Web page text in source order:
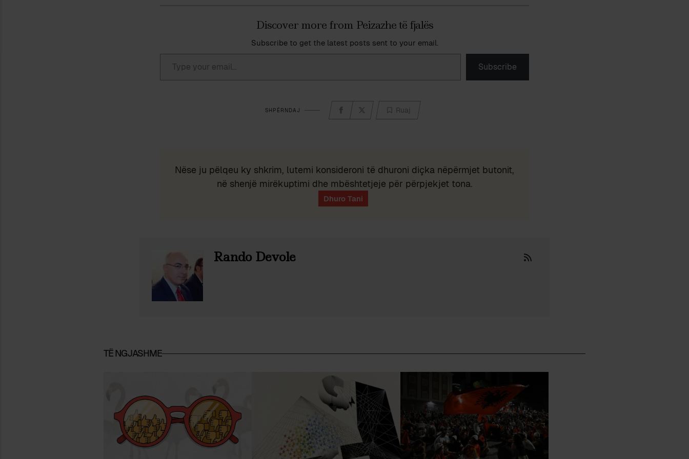
Discover more from Peizazhe të fjalës
Subscribe to get the latest posts sent to your email.
Type your email…
Subscribe
SHPËRNDAJ Ruaj
Nëse ju pëlqeu ky shkrim, lutemi konsideroni të dhuroni diçka nëpërmjet butonit,
në shenjë mirëkuptimi dhe mbështetjeje për përpjekjet tona.
Rando Devole
TË NGJASHME